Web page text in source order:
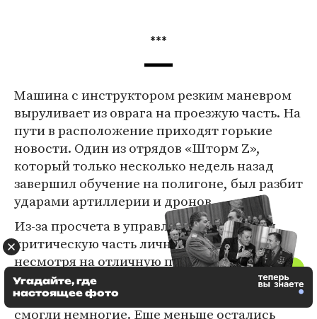
***
Машина с инструктором резким маневром
выруливает из оврага на проезжую часть. На
пути в расположение приходят горькие
новости. Один из отрядов «Шторм Z»,
который только несколько недель назад
завершил обучение на полигоне, был разбит
ударами артиллерии и дронов.
Из-за просчета в управлении он потерял
критическую часть личного состава,
несмотря на отличную подготовку. Так, в
один из грузовиков с военнослужащими
прилетел украинский FPV-дрон. Выжить
смогли немногие. Еще меньше остались
Угадайте, где
настоящее фото